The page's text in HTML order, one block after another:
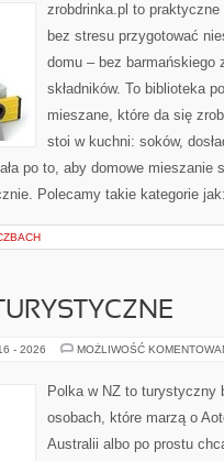
zrobdrinka.pl to
bez stresu przygotować
domu – bez
składników. To biblioteka
mieszane, które da się
stoi w kuchni: soków,
po to, aby domowe mieszanie
Polecamy takie kategorie
- 2026 MOŻLIWOŚĆ
Polka w NZ to turystyczny
osobach, które marzą o
Australii albo po prostu